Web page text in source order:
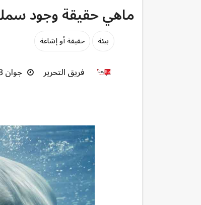
ماهي حقيقة وجود
بيئة حقيقة أو إشاعة
فريق التحرير جوان 2023